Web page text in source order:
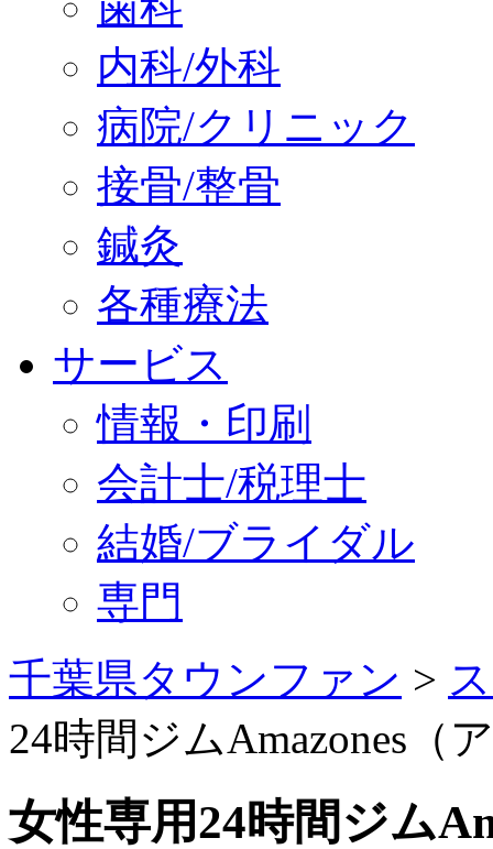
内科/外科
病院/クリニック
接骨/整骨
鍼灸
各種療法
サービス
情報・印刷
会計士/税理士
結婚/ブライダル
専門
千葉県タウンファン >
24時間ジムAmazones（
女性専用24時間ジム